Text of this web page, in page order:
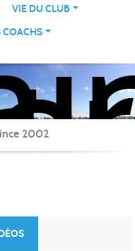
VIE DU CLUB
COACHS
2002